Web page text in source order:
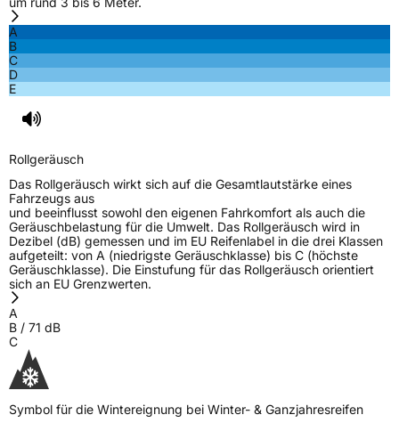
A
B
C
D
E
Rollgeräusch
Das Rollgeräusch wirkt sich auf die Gesamtlautstärke eines
Fahrzeugs aus
und beeinflusst sowohl den eigenen Fahrkomfort als auch die
Geräuschbelastung für die Umwelt. Das Rollgeräusch wird in
Dezibel (dB) gemessen und im EU Reifenlabel in die drei Klassen
aufgeteilt: von A (niedrigste Geräuschklasse) bis C (höchste
Geräuschklasse). Die Einstufung für das Rollgeräusch orientiert
sich an EU Grenzwerten.
A
B / 71 dB
C
Symbol für die Wintereignung bei Winter- & Ganzjahresreifen